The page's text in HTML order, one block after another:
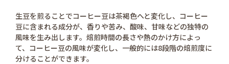
生豆を煎ることでコーヒー豆は茶褐色へと変化し、コーヒー
豆に含まれる成分が、香りや苦み、酸味、甘味などの独特の
風味を生み出します。焙煎時間の長さや熱のかけ方によっ
て、コーヒー豆の風味が変化し、一般的には8段階の焙煎度に
分けることができます。